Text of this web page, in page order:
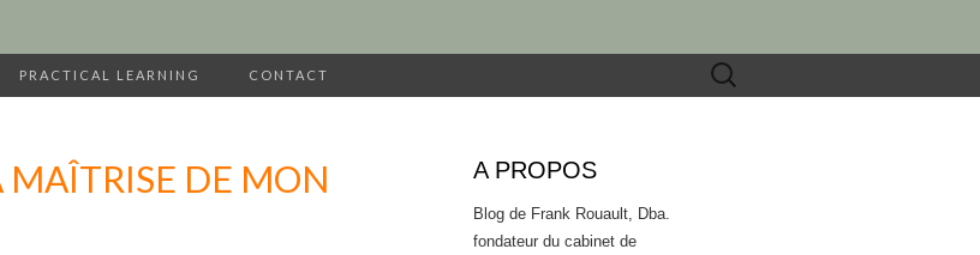
PRACTICAL LEARNING CONTACT Rechercher :
MAÎTRISE DE MON
A PROPOS
Blog de Frank Rouault, Dba.
fondateur du cabinet de